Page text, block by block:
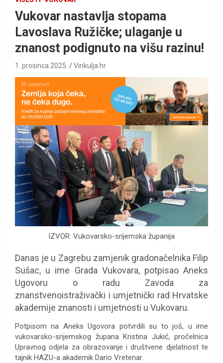
Vukovar nastavlja stopama
Lavoslava Ružičke; ulaganje u
znanost podignuto na višu razinu!
1. prosinca 2025. Vinkulja.hr
IZVOR: Vukovarsko-srijemska županija
Danas je u Zagrebu zamjenik gradonačelnika Filip
Sušac, u ime Grada Vukovara, potpisao Aneks
Ugovoru o radu Zavoda za
znanstvenoistraživački i umjetnički rad Hrvatske
akademije znanosti i umjetnosti u Vukovaru.
Potpisom na Aneks Ugovora potvrdili su to još, u ime
vukovarsko-srijemskog župana Kristina Jukić, pročelnica
Upravnog odjela za obrazovanje i društvene djelatnost te
tajnik HAZU-a akademik Dario Vretenar.